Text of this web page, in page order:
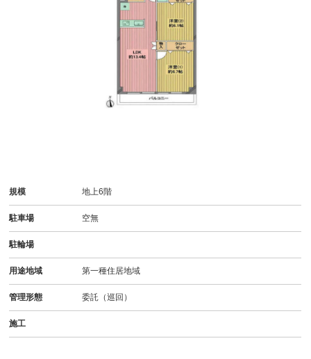
規模 地上6階
駐車場 空無
駐輪場
用途地域 第一種住居地域
管理形態 委託（巡回）
施工